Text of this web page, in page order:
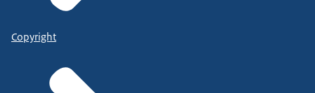
Copyright